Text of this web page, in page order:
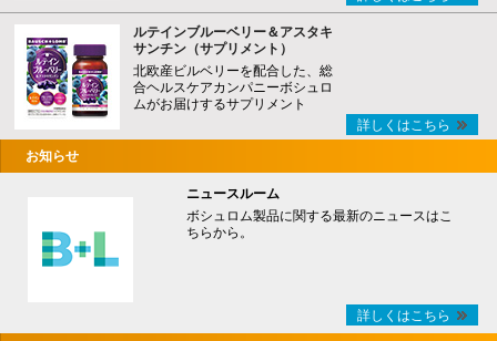
ルテインブルーベリー＆アスタキ
サンチン（サプリメント）
北欧産ビルベリーを配合した、総
合ヘルスケアカンパニーボシュロ
ムがお届けするサプリメント
詳しくはこちら
お知らせ
ニュースルーム
ボシュロム製品に関する最新のニュースはこ
ちらから。
詳しくはこちら